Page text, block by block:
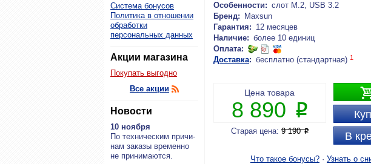
Система бонусов
Политика в отношении
обработки
персональных данных
Акции магазина
Покупать выгодно
Все акции
Новости
10 ноября
По тех­ни­че­ским при­чи­
нам за­ка­зы вре­мен­но
не при­ни­ма­ют­ся.
Особенности: слот М.2, USB 3.2
Бренд:
Maxsun
Гарантия: 12 месяцев
Наличие: более 10 единиц
Оплата:
Доставка: бесплатно (стандартная) 1
В
Цена товара
8 890 P
Старая цена: 9 190P
Что такое бонусы? · Узнать о